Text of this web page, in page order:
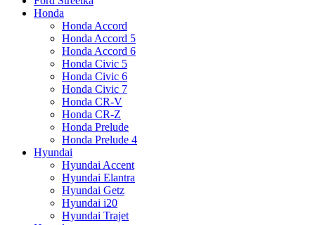
Honda
Honda Accord
Honda Accord 5
Honda Accord 6
Honda Civic 5
Honda Civic 6
Honda Civic 7
Honda CR-V
Honda CR-Z
Honda Prelude
Honda Prelude 4
Hyundai
Hyundai Accent
Hyundai Elantra
Hyundai Getz
Hyundai i20
Hyundai Trajet